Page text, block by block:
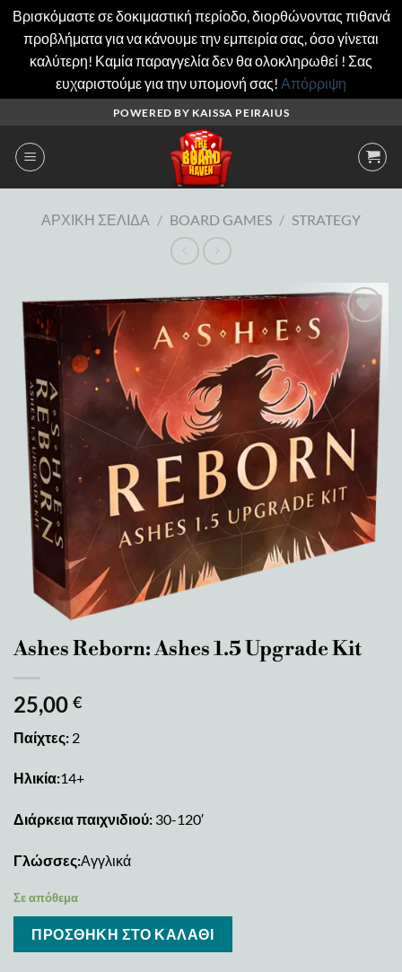
Βρισκόμαστε σε δοκιμαστική περίοδο, διορθώνοντας πιθανά
προβλήματα για να κάνουμε την εμπειρία σας, όσο γίνεται
καλύτερη! Καμία παραγγελία δεν θα ολοκληρωθεί ! Σας
ευχαριστούμε για την υπομονή σας! Απόρριψη
περιεχόμενο
POWERED BY KAISSA PEIRAIUS
ΑΡΧΙΚΉ ΣΕΛΊΔΑ / BOARD GAMES / STRATEGY
Add to
wishlist
Ashes Reborn: Ashes 1.5 Upgrade Kit
25,00 €
Παίχτες: 2
Ηλικία:14+
Διάρκεια παιχνιδιού: 30-120′
Γλώσσες:Αγγλικά
Σε απόθεμα
ΠΡΟΣΘΉΚΗ ΣΤΟ ΚΑΛΆΘΙ